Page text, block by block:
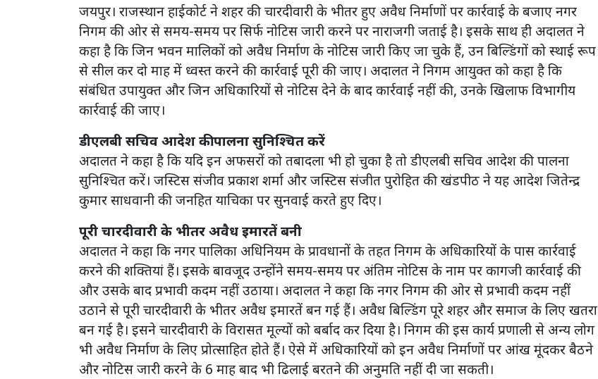
जयपुर। राजस्थान हाईकोर्ट ने शहर की चारदीवारी के भीतर हुए अवैध निर्माणों पर कार्रवाई के बजाए नगर
निगम की ओर से समय-समय पर सिर्फ नोटिस जारी करने पर नाराजगी जताई है। इसके साथ ही अदालत ने
कहा है कि जिन भवन मालिकों को अवैध निर्माण के नोटिस जारी किए जा चुके हैं, उन बिल्डिंगों को स्थाई रूप
से सील कर दो माह में ध्वस्त करने की कार्रवाई पूरी की जाए। अदालत ने निगम आयुक्त को कहा है कि
संबंधित उपायुक्त और जिन अधिकारियों से नोटिस देने के बाद कार्रवाई नहीं की, उनके खिलाफ विभागीय
कार्रवाई की जाए।
डीएलबी सचिव आदेश की पालना सुनिश्चित करें
अदालत ने कहा है कि यदि इन अफसरों को तबादला भी हो चुका है तो डीएलबी सचिव आदेश की पालना
सुनिश्चित करें। जस्टिस संजीव प्रकाश शर्मा और जस्टिस संजीत पुरोहित की खंडपीठ ने यह आदेश जितेन्द्र
कुमार साधवानी की जनहित याचिका पर सुनवाई करते हुए दिए।
पूरी चारदीवारी के भीतर अवैध इमारतें बनी
अदालत ने कहा कि नगर पालिका अधिनियम के प्रावधानों के तहत निगम के अधिकारियों के पास कार्रवाई
करने की शक्तियां हैं। इसके बावजूद उन्होंने समय-समय पर अंतिम नोटिस के नाम पर कागजी कार्रवाई की
और उसके बाद प्रभावी कदम नहीं उठाया। अदालत ने कहा कि नगर निगम की ओर से प्रभावी कदम नहीं
उठाने से पूरी चारदीवारी के भीतर अवैध इमारतें बन गई हैं। अवैध बिल्डिंग पूरे शहर और समाज के लिए खतरा
बन गई है। इसने चारदीवारी के विरासत मूल्यों को बर्बाद कर दिया है। निगम की इस कार्य प्रणाली से अन्य लोग
भी अवैध निर्माण के लिए प्रोत्साहित होते हैं। ऐसे में अधिकारियों को इन अवैध निर्माणों पर आंख मूंदकर बैठने
और नोटिस जारी करने के 6 माह बाद भी ढिलाई बरतने की अनुमति नहीं दी जा सकती।